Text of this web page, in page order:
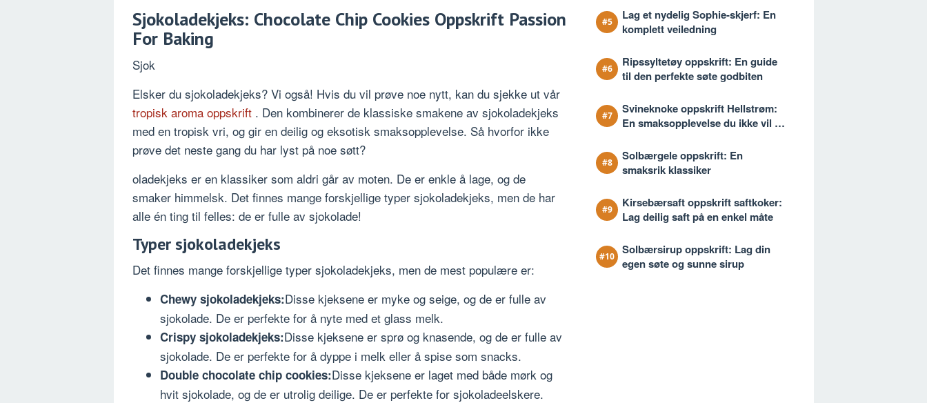
Sjokoladekjeks: Chocolate Chip Cookies Oppskrift Passion
For Baking
Sjok
Elsker du sjokoladekjeks? Vi også! Hvis du vil prøve noe nytt, kan du sjekke ut vår
tropisk aroma oppskrift . Den kombinerer de klassiske smakene av sjokoladekjeks
med en tropisk vri, og gir en deilig og eksotisk smaksopplevelse. Så hvorfor ikke
prøve det neste gang du har lyst på noe søtt?
oladekjeks er en klassiker som aldri går av moten. De er enkle å lage, og de
smaker himmelsk. Det finnes mange forskjellige typer sjokoladekjeks, men de har
alle én ting til felles: de er fulle av sjokolade!
Typer sjokoladekjeks
Det finnes mange forskjellige typer sjokoladekjeks, men de mest populære er:
Chewy sjokoladekjeks:Disse kjeksene er myke og seige, og de er fulle av
sjokolade. De er perfekte for å nyte med et glass melk.
Crispy sjokoladekjeks:Disse kjeksene er sprø og knasende, og de er fulle av
sjokolade. De er perfekte for å dyppe i melk eller å spise som snacks.
Double chocolate chip cookies:Disse kjeksene er laget med både mørk og
hvit sjokolade, og de er utrolig deilige. De er perfekte for sjokoladeelskere.
Lag et nydelig Sophie-skjerf: En
komplett veiledning
Ripssyltetøy oppskrift: En guide
til den perfekte søte godbiten
Svineknoke oppskrift Hellstrøm:
En smaksopplevelse du ikke vil gå
Solbærgele oppskrift: En
smaksrik klassiker
Kirsebærsaft oppskrift saftkoker:
Lag deilig saft på en enkel måte
Solbærsirup oppskrift: Lag din
egen søte og sunne sirup